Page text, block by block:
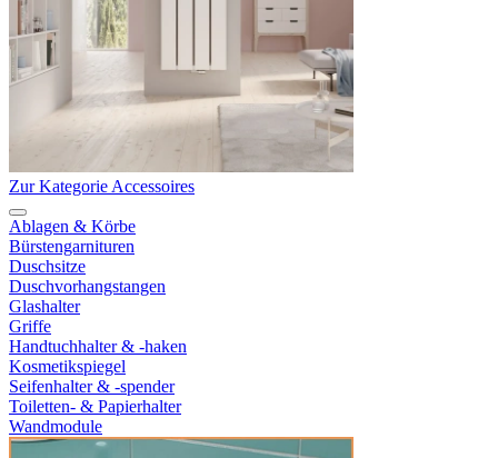
Zur Kategorie Accessoires
Ablagen & Körbe
Bürstengarnituren
Duschsitze
Duschvorhangstangen
Glashalter
Griffe
Handtuchhalter & -haken
Kosmetikspiegel
Seifenhalter & -spender
Toiletten- & Papierhalter
Wandmodule